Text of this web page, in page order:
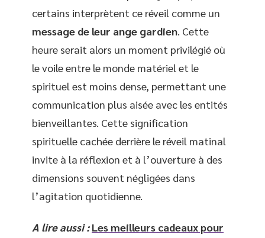
certains interprètent ce réveil comme un
message de leur ange gardien . Cette
heure serait alors un moment privilégié où
le voile entre le monde matériel et le
spirituel est moins dense, permettant une
communication plus aisée avec les entités
bienveillantes. Cette signification
spirituelle cachée derrière le réveil matinal
invite à la réflexion et à l’ouverture à des
dimensions souvent négligées dans
l’agitation quotidienne.
A lire aussi : Les meilleurs cadeaux pour